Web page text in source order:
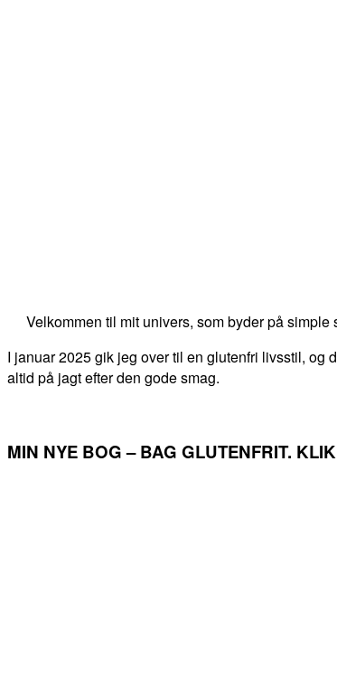
Velkommen til mit univers, som byder på
I januar 2025 gik jeg over til en glutenfri livsstil, og
altid på jagt efter den gode smag.
MIN NYE BOG – BAG GLUTENFRIT.